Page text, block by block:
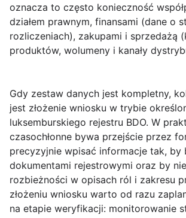
oznacza to często konieczność
działem prawnym, finansami (dane o
rozliczeniach), zakupami i sprzedażą
produktów, wolumeny i kanały
Gdy zestaw danych jest kompletny,
jest złożenie wniosku w trybie
luksemburskiego rejestru BDO. W
czasochłonne bywa przejście przez
precyzyjnie wpisać informacje tak, by
dokumentami rejestrowymi oraz by
rozbieżności w opisach ról i zakresu
złożeniu wniosku warto od razu
na etapie weryfikacji: monitorowanie